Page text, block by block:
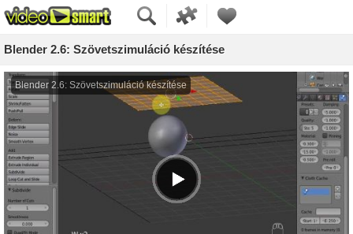
Blender 2.6: Szövetszimuláció készítése